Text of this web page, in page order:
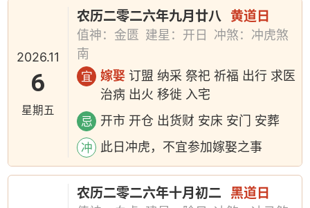
2026.11
6
星期五
农历二零二六年九月廿八 黄道日
值神：金匮 建星：开日
冲煞：冲虎煞
南
宜 嫁娶 订盟 纳采 祭祀 祈福 出行 求医
治病 出火 移徙 入宅
忌 开市 开仓 出货财 安床 安门 安葬
冲 此日冲虎，不宜参加嫁娶之事
农历二零二六年十月初二 黑道日